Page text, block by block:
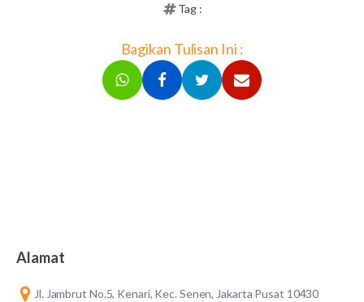
Tag :
Bagikan Tulisan Ini :
Alamat
Jl. Jambrut No.5, Kenari, Kec. Senen, Jakarta Pusat 10430